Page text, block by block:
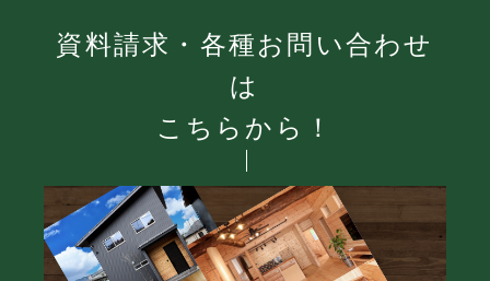
資料請求・各種お問い合わせ
は
こちらから！